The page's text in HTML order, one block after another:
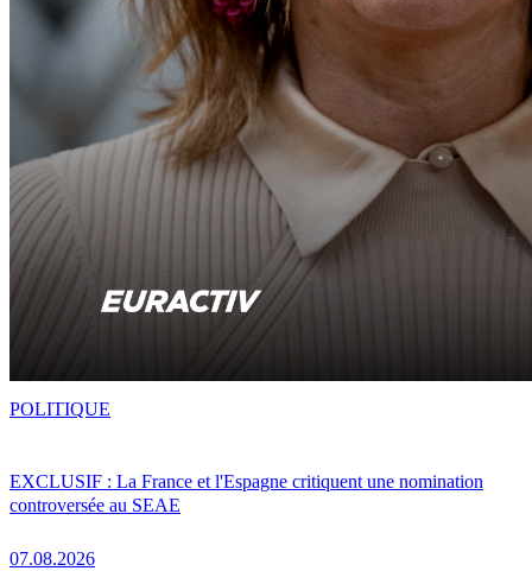
EXCLUSIF : La France et l'Espagne critiquent une nomination
controversée au SEAE
07.08.2026
POLITIQUE